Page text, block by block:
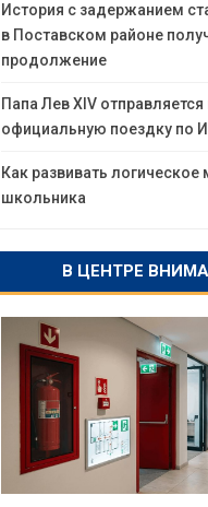
История с задержанием
в Поставском районе
продолжение
Папа Лев XIV
официальную поездку по
Как развивать
школьника
В ЦЕНТРЕ